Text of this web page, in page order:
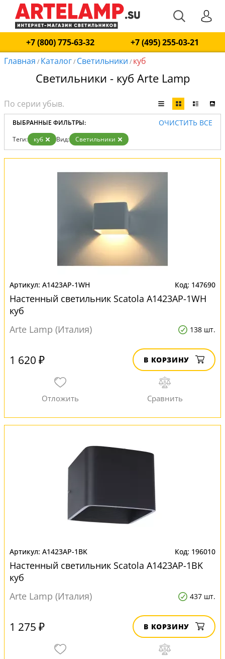
+7 (800) 775-63-32
+7 (495) 255-03-21
Главная / Каталог/ Светильники / куб
Светильники - куб Arte Lamp
ВЫБРАННЫЕ ФИЛЬТРЫ: ОЧИСТИТЬ ВСЕ
Теги: куб Вид: Светильники
A1423AP-1WH 147690
Настенный светильник Scatola A1423AP-1WH
куб
Arte Lamp (Италия)
138 шт.
1 620 ₽ В КОРЗИНУ
A1423AP-1BK 196010
Настенный светильник Scatola A1423AP-1BK
куб
Arte Lamp (Италия)
437 шт.
1 275 ₽ В КОРЗИНУ